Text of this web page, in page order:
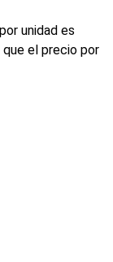
unidad es
el precio por